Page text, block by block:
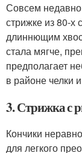
Совсем
стрижке из 80-
длиннющим
стала мягче,
предполагает
в районе челки
3. Стрижка с
Кончики
для легкого